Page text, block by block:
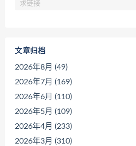
求链接
文章归档
2026年8月 (49)
2026年7月 (169)
2026年6月 (110)
2026年5月 (109)
2026年4月 (233)
2026年3月 (310)